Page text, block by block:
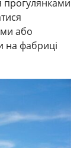
прогулянками
або
на фабриці